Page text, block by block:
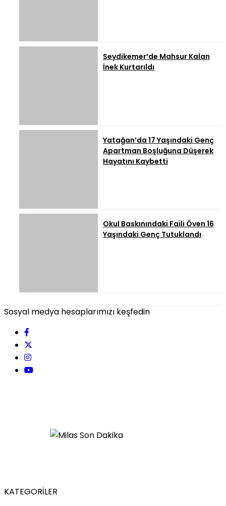
Seydikemer’de Mahsur Kalan
İnek Kurtarıldı
Yatağan’da 17 Yaşındaki Genç
Apartman Boşluğuna Düşerek
Hayatını Kaybetti
Okul Baskınındaki Faili Öven 16
Yaşındaki Genç Tutuklandı
Sosyal medya hesaplarımızı keşfedin
KATEGORİLER